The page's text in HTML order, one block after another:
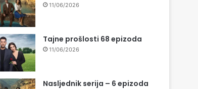
11/06/2026
Tajne prošlosti 68 epizoda
11/06/2026
Nasljednik serija – 6 epizoda